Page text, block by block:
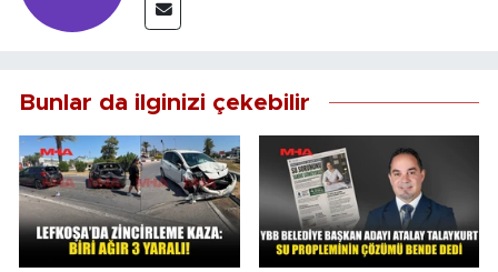
Bunlar da ilginizi çekebilir